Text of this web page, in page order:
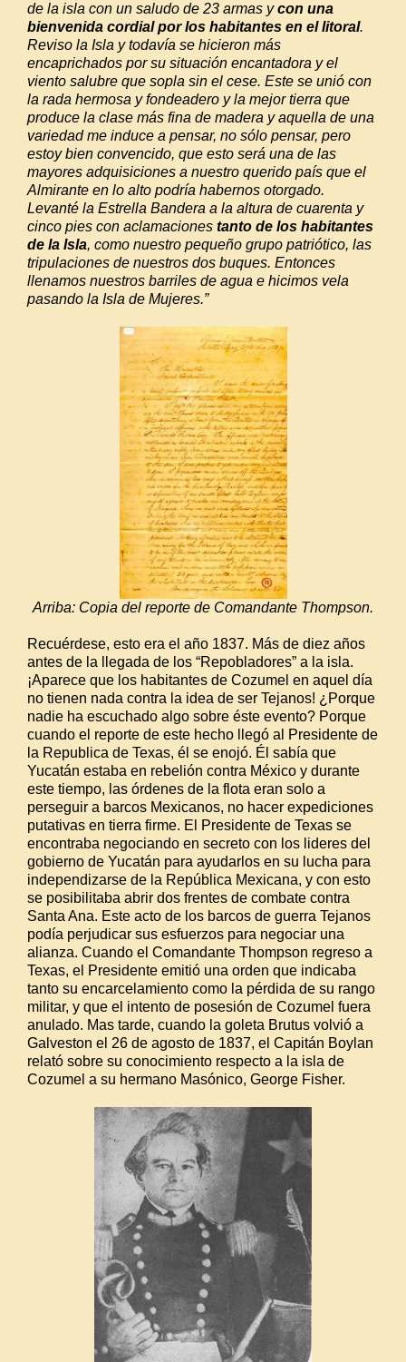
de la isla con un saludo de 23 armas ycon una
bienvenida cordial por los habitantes en el litoral.
Reviso la Isla y todavía se hicieron más
encaprichados por su situación encantadora y el
viento salubre que sopla sin el cese. Este se unió con
la rada hermosa y fondeadero y la mejor tierra que
produce la clase más fina de madera y aquella de una
variedad me induce a pensar, no sólo pensar, pero
estoy bien convencido, que esto será una de las
mayores adquisiciones a nuestro querido país que el
Almirante en lo alto podría habernos otorgado.
Levanté la Estrella Bandera a la altura de cuarenta y
cinco pies con aclamacionestanto de los habitantes
de la Isla, como nuestro pequeño grupo patriótico, las
tripulaciones de nuestros dos buques. Entonces
llenamos nuestros barriles de agua e hicimos vela
pasando la Isla de Mujeres.”
Arriba: Copia del reporte de Comandante Thompson.
Recuérdese, esto era el año 1837. Más de diez años
antes de la llegada de los “Repobladores” a la isla.
¡Aparece que los habitantes de Cozumel en aquel día
no tienen nada contra la idea de ser Tejanos! ¿Porque
nadie ha escuchado algo sobre éste evento? Porque
cuando el reporte de este hecho llegó al Presidente de
la Republica de Texas, él se enojó. Él sabía que
Yucatán estaba en rebelión contra México y durante
este tiempo, las órdenes de la flota eran solo a
perseguir a barcos Mexicanos, no hacer expediciones
putativas en tierra firme. El Presidente de Texas se
encontraba negociando en secreto con los lideres del
gobierno de Yucatán para ayudarlos en su lucha para
independizarse de la República Mexicana, y con esto
se posibilitaba abrir dos frentes de combate contra
Santa Ana. Este acto de los barcos de guerra Tejanos
podía perjudicar sus esfuerzos para negociar una
alianza. Cuando el Comandante Thompson regreso a
Texas, el Presidente emitió una orden que indicaba
tanto su encarcelamiento como la pérdida de su rango
militar, y que el intento de posesión de Cozumel fuera
anulado. Mas tarde, cuando la goleta Brutus volvió a
Galveston el 26 de agosto de 1837, el Capitán Boylan
relató sobre su conocimiento respecto a la isla de
Cozumel a su hermano Masónico, George Fisher.